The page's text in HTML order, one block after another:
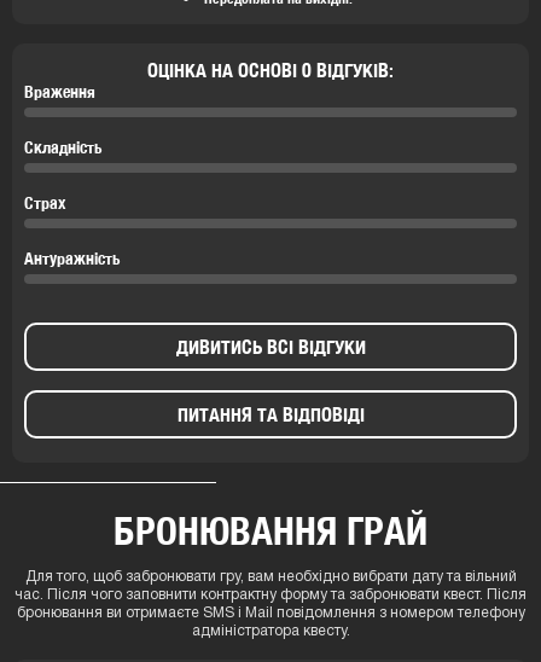
ОЦІНКА НА ОСНОВІ 0 ВІДГУКІВ:
Враження
Складність
Страх
Антуражність
ДИВИТИСЬ ВСІ ВІДГУКИ
ПИТАННЯ ТА ВІДПОВІДІ
БРОНЮВАННЯ ГРАЙ
Для того, щоб забронювати гру, вам необхідно вибрати дату та вільний
час. Після чого заповнити контрактну форму та забронювати квест. Після
бронювання ви отримаєте SMS і Mail повідомлення з номером телефону
адміністратора квесту.